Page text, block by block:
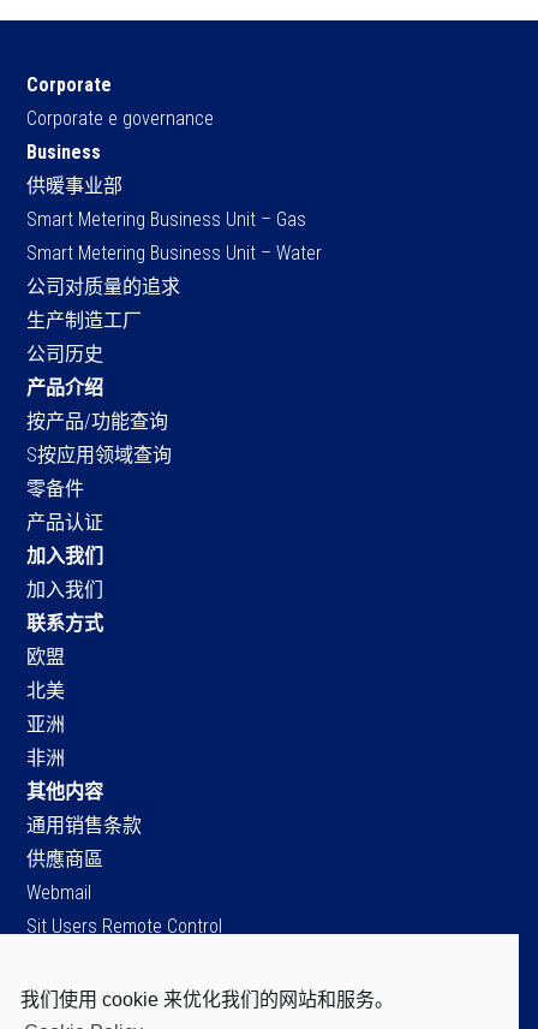
Corporate
Corporate e governance
Business
供暖事业部
Smart Metering Business Unit – Gas
Smart Metering Business Unit – Water
公司对质量的追求
生产制造工厂
公司历史
产品介绍
按产品/功能查询
S按应用领域查询
零备件
产品认证
加入我们
加入我们
联系方式
欧盟
北美
亚洲
非洲
其他内容
通用销售条款
供應商區
Webmail
Sit Users Remote Control
SIT S.p.A.
我们使用 cookie 来优化我们的网站和服务。